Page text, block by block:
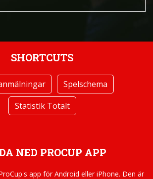
SHORTCUTS
Spelschema
Statistik Totalt
NED PROCUP APP
app för Android eller iPhone. Den är